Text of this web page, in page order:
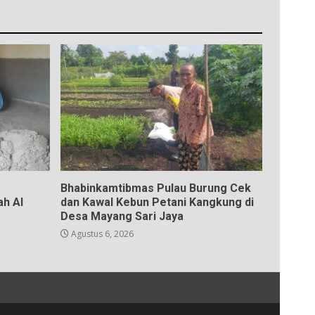
Al
Bhabinkamtibmas Pulau Burung Cek
dan Kawal Kebun Petani Kangkung di
Desa Mayang Sari Jaya
Agustus 6, 2026